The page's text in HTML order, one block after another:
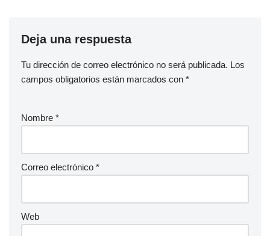
Deja una respuesta
Tu dirección de correo electrónico no será publicada. Los
campos obligatorios están marcados con *
Nombre *
Correo electrónico *
Web